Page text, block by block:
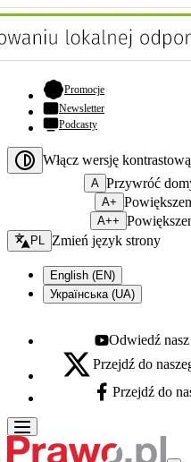
Promocje- otwiera się w
Newsletter
Podcasty
Włącz wersję kontrastową
A Przywróć
A+
A++
Zmień język - bieżący:
PL Zmień język strony
English (EN)
Українська (UA)
Youtube - otwiera się
Odwiedź
X - otwiera się w nowej karcie
Przejdź do
Facebook - otwiera
Przejdź do